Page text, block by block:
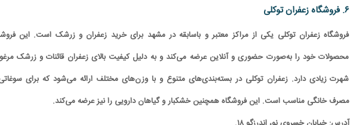
۶. فروشگاه زعفران توکلی
فروشگاه زعفران توکلی یکی از مراکز معتبر و باسابقه در مشهد برای خرید زعفران و زرشک است. این
محصولات خود را به‌صورت حضوری و آنلاین عرضه می‌کند و به دلیل کیفیت بالای زعفران قائنات و زرشک
شهرت زیادی دارد. زعفران توکلی در بسته‌بندی‌های متنوع و با وزن‌های مختلف ارائه می‌شود که برای
مصرف خانگی مناسب است. این فروشگاه همچنین خشکبار و گیاهان دارویی را نیز عرضه می‌کند.